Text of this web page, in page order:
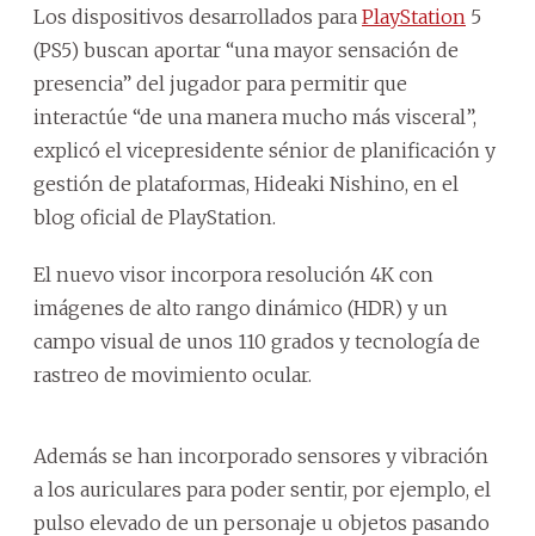
Los dispositivos desarrollados para PlayStation 5
(PS5) buscan aportar “una mayor sensación de
presencia” del jugador para permitir que
interactúe “de una manera mucho más visceral”,
explicó el vicepresidente sénior de planificación y
gestión de plataformas, Hideaki Nishino, en el
blog oficial de PlayStation.
El nuevo visor incorpora resolución 4K con
imágenes de alto rango dinámico (HDR) y un
campo visual de unos 110 grados y tecnología de
rastreo de movimiento ocular.
Además se han incorporado sensores y vibración
a los auriculares para poder sentir, por ejemplo, el
pulso elevado de un personaje u objetos pasando